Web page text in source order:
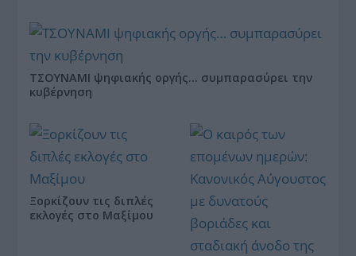
ΤΣΟΥΝΑΜΙ ψηφιακής οργής… συμπαρασύρει την
κυβέρνηση
Ξορκίζουν τις διπλές
εκλογές στο Μαξίμου